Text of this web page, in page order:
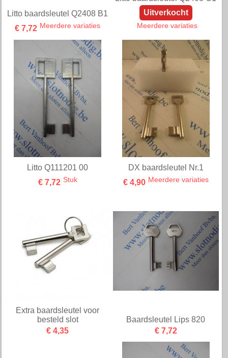
Litto baardsleutel Q2408 B1
€ 7,72 Meerdere variaties
Uitverkocht
Meerdere variaties
Litto Q111201 00
€ 7,72 Stuk
DX baardsleutel Nr.1
€ 4,90 Meerdere variaties
Extra baardsleutel voor
besteld slot
€ 4,35
Baardsleutel Lips 820
€ 7,72